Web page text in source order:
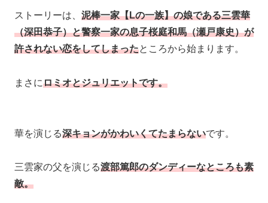
ストーリーは、 泥棒一家【Lの一族】の娘である三雲華
（深田恭子）と警察一家の息子桜庭和馬（瀬戸康史）が
許されない恋をしてしまったところから始まります。
まさにロミオとジュリエットです。
華を演じる深キョンがかわいくてたまらないです。
三雲家の父を演じる渡部篤郎のダンディーなところも素
敵。